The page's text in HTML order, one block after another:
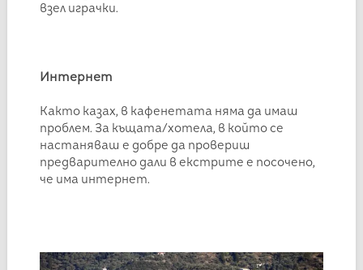
взел играчки.
Интернет
Както казах, в кафенетата няма да имаш
проблем. За къщата/хотела, в който се
настаняваш е добре да провериш
предварително дали в екстрите е посочено,
че има интернет.